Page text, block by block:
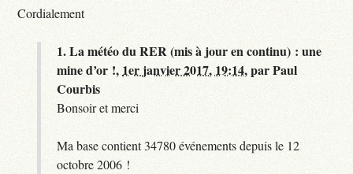
Cordialement
1.La météo du RER (mis à jour en continu) : une
mine d’or !, 1er janvier 2017, 19:14,parPaul
Courbis
Bonsoir et merci
Ma base contient 34780 événements depuis le 12
octobre 2006 !